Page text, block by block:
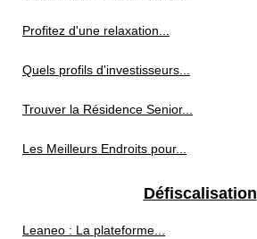
Profitez d'une relaxation...
Quels profils d'investisseurs...
Trouver la Résidence Senior...
Les Meilleurs Endroits pour...
Défiscalisation
Leaneo : La plateforme...